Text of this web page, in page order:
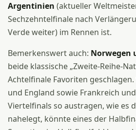
Argentinien (aktueller
Sechzehntelfinale nach
Verde weiter) im Rennen ist.
Bemerkenswert auch: Norwegen
beide klassische „Zweite-Reihe-
Achtelfinale Favoriten
und England sowie Frankreich
Viertelfinals so austragen, wie es
nahelegt, könnte eines der